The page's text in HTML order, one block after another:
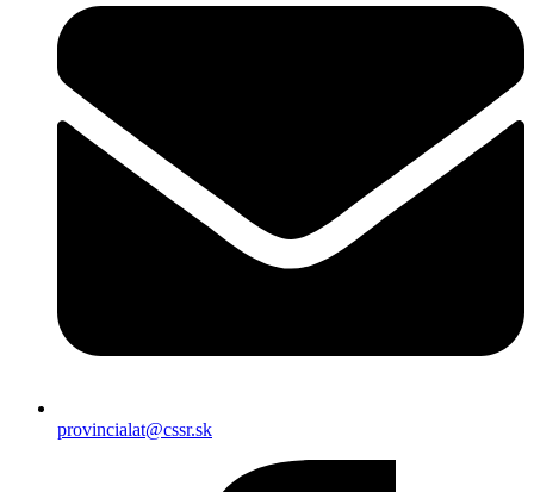
provincialat@cssr.sk